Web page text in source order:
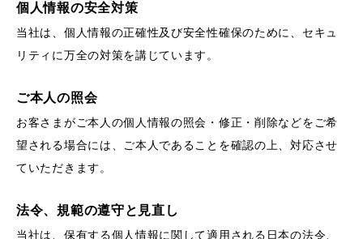
個人情報の安全対策
当社は、個人情報の正確性及び安全性確保のために、セキュ
リティに万全の対策を講じています。
ご本人の照会
お客さまがご本人の個人情報の照会・修正・削除などをご希
望される場合には、ご本人であることを確認の上、対応させ
ていただきます。
法令、規範の遵守と見直し
当社は、保有する個人情報に関して適用される日本の法令、